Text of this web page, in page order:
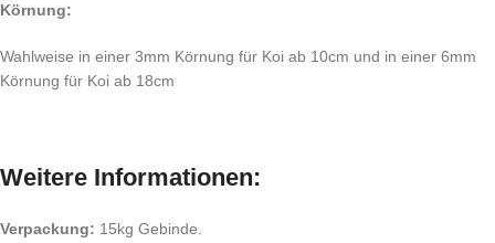
Körnung:
Wahlweise in einer 3mm Körnung für Koi ab 10cm und in einer 6mm
Körnung für Koi ab 18cm
Weitere Informationen:
Verpackung: 15kg Gebinde.